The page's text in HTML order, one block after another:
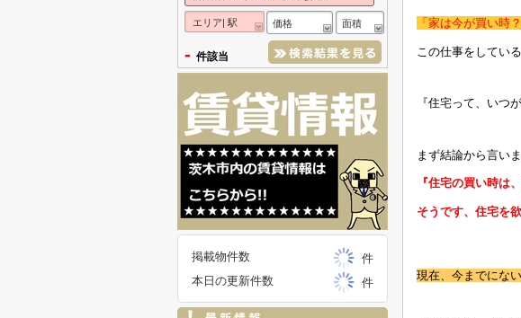
「 家は今が買い時
この仕事をしてい
『住宅って、いつ
まず結論から言いま
『住宅の買い時は
そうです、住宅を
現在、今までにな
エリア| 駅 価格 面積
- 件該当
掲載物件数
件
本日の更新件数
件